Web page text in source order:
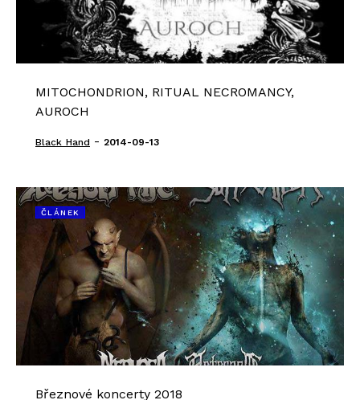
MITOCHONDRION, RITUAL NECROMANCY,
AUROCH
Black_Hand - 2014-09-13
ČLÁNEK
Březnové koncerty 2018